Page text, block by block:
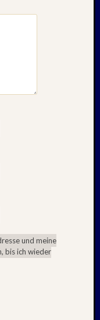
und meine
bis ich wieder